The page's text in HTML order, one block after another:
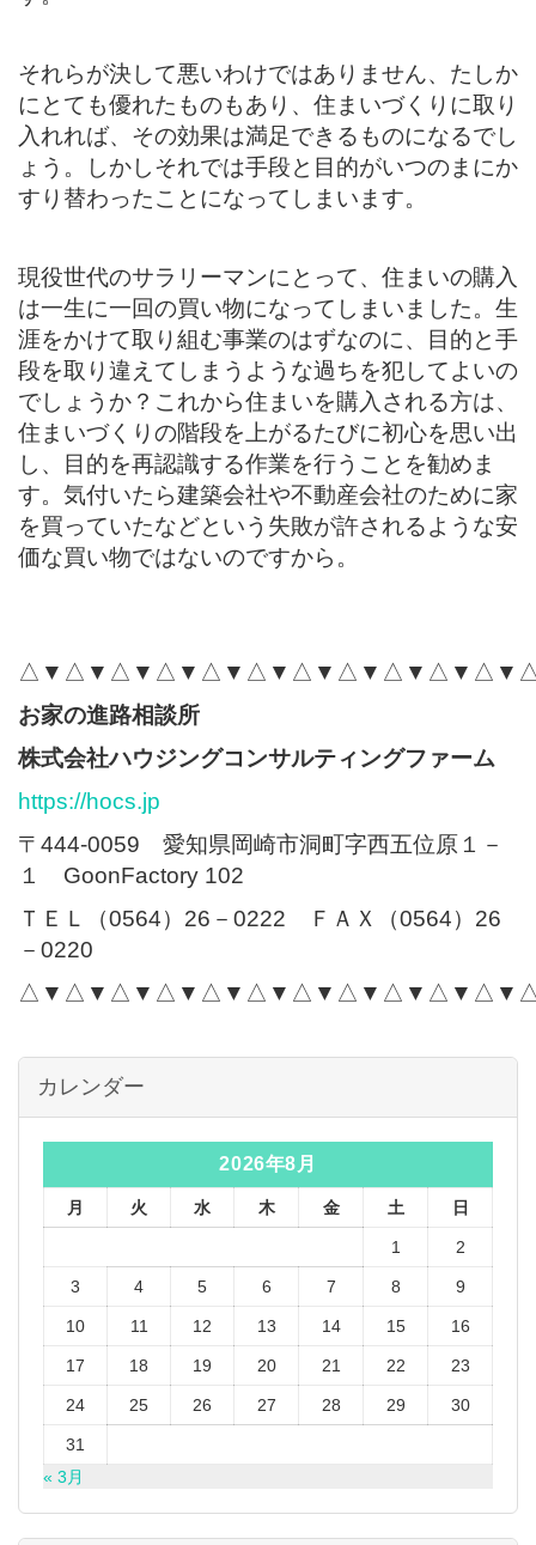
それらが決して悪いわけではありません、たしか
にとても優れたものもあり、住まいづくりに取り
入れれば、その効果は満足できるものになるでし
ょう。しかしそれでは手段と目的がいつのまにか
すり替わったことになってしまいます。
現役世代のサラリーマンにとって、住まいの購入
は一生に一回の買い物になってしまいました。生
涯をかけて取り組む事業のはずなのに、目的と手
段を取り違えてしまうような過ちを犯してよいの
でしょうか？これから住まいを購入される方は、
住まいづくりの階段を上がるたびに初心を思い出
し、目的を再認識する作業を行うことを勧めま
す。気付いたら建築会社や不動産会社のために家
を買っていたなどという失敗が許されるような安
価な買い物ではないのですから。
お家の進路相談所
株式会社ハウジングコンサルティングファーム
https://hocs.jp
〒444-0059 愛知県岡崎市洞町字西五位原１－
１ GoonFactory 102
ＴＥＬ（0564）26－0222 ＦＡＸ（0564）26
－0220
カレンダー
2026年8月
月 火 水 木 金 土 日
1 2
3 4 5 6 7 8 9
10 11 12 13 14 15 16
17 18 19 20 21 22 23
24 25 26 27 28 29 30
31
« 3月